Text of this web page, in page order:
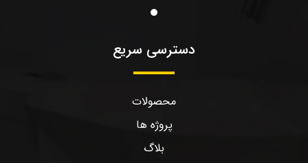
دسترسی سریع
محصولات
پروژه ها
بلاگ